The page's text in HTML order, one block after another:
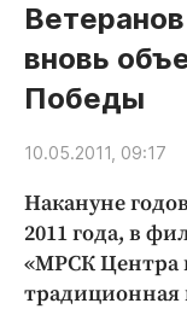
Новости
Статьи
Народные
Авто и
Криминал
Культура
вновь
Победы
10.05.2011, 09:17
Накануне
2011 года, в
«МРСК Центра
традиционная